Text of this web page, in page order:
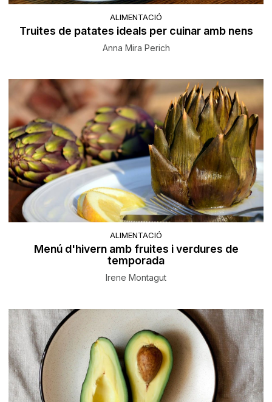
ALIMENTACIÓ
Truites de patates ideals per cuinar amb nens
Anna Mira Perich
ALIMENTACIÓ
Menú d'hivern amb fruites i verdures de
temporada
Irene Montagut